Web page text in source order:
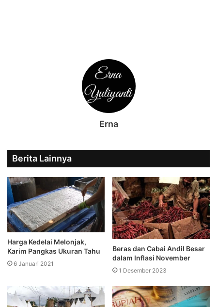
Erna
Berita Lainnya
Harga Kedelai Melonjak,
Karim Pangkas Ukuran Tahu
6 Januari 2021
Beras dan Cabai Andil Besar
dalam Inflasi November
1 Desember 2023